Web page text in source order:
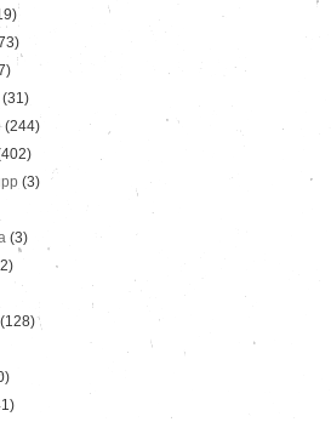
(31)
(244)
(3)
(3)
(128)